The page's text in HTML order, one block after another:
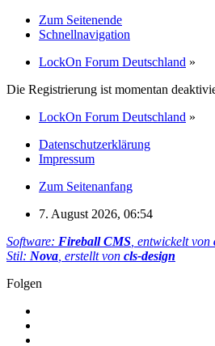
Zum Seitenende
Schnellnavigation
LockOn Forum Deutschland »
Die Registrierung ist momentan
LockOn Forum Deutschland »
Datenschutzerklärung
Impressum
Zum Seitenanfang
7. August 2026, 06:54
Software: Fireball CMS , entwickelt von
Stil: Nova , erstellt von cls-design
Folgen